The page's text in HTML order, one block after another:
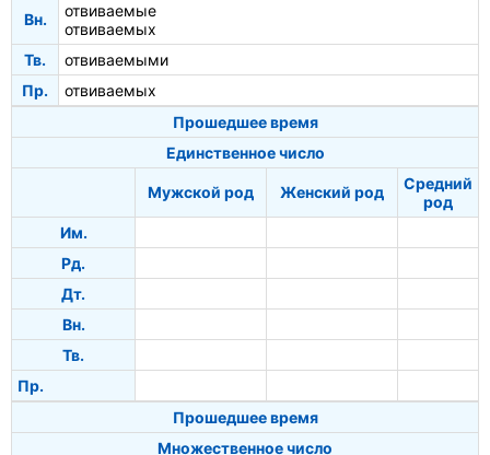
Вн.
отвиваемые
отвиваемых
Тв.
отвиваемыми
Пр.
отвиваемых
Прошедшее время
Единственное число
Мужской род Женский род
Средний
род
Им.
Рд.
Дт.
Вн.
Тв.
Пр.
Прошедшее время
Множественное число